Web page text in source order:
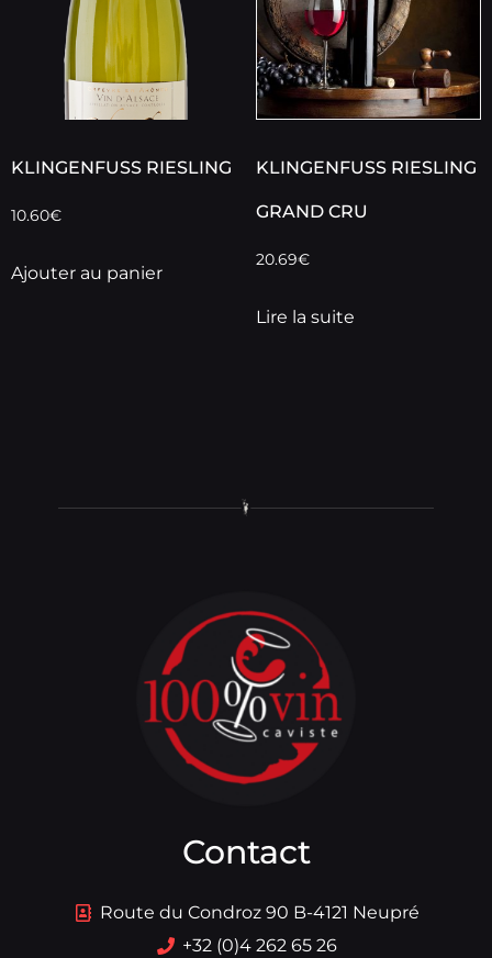
KLINGENFUSS RIESLING
10.60€
Ajouter au panier
KLINGENFUSS RIESLING
GRAND CRU
20.69€
Lire la suite
Contact
Route du Condroz 90 B-4121 Neupré
+32 (0)4 262 65 26